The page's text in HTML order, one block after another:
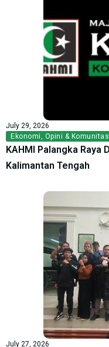
July 29, 2026
Ekonomi, Opini & Komunitas
KAHMI Palangka
Kalimantan Tengah
July 27, 2026